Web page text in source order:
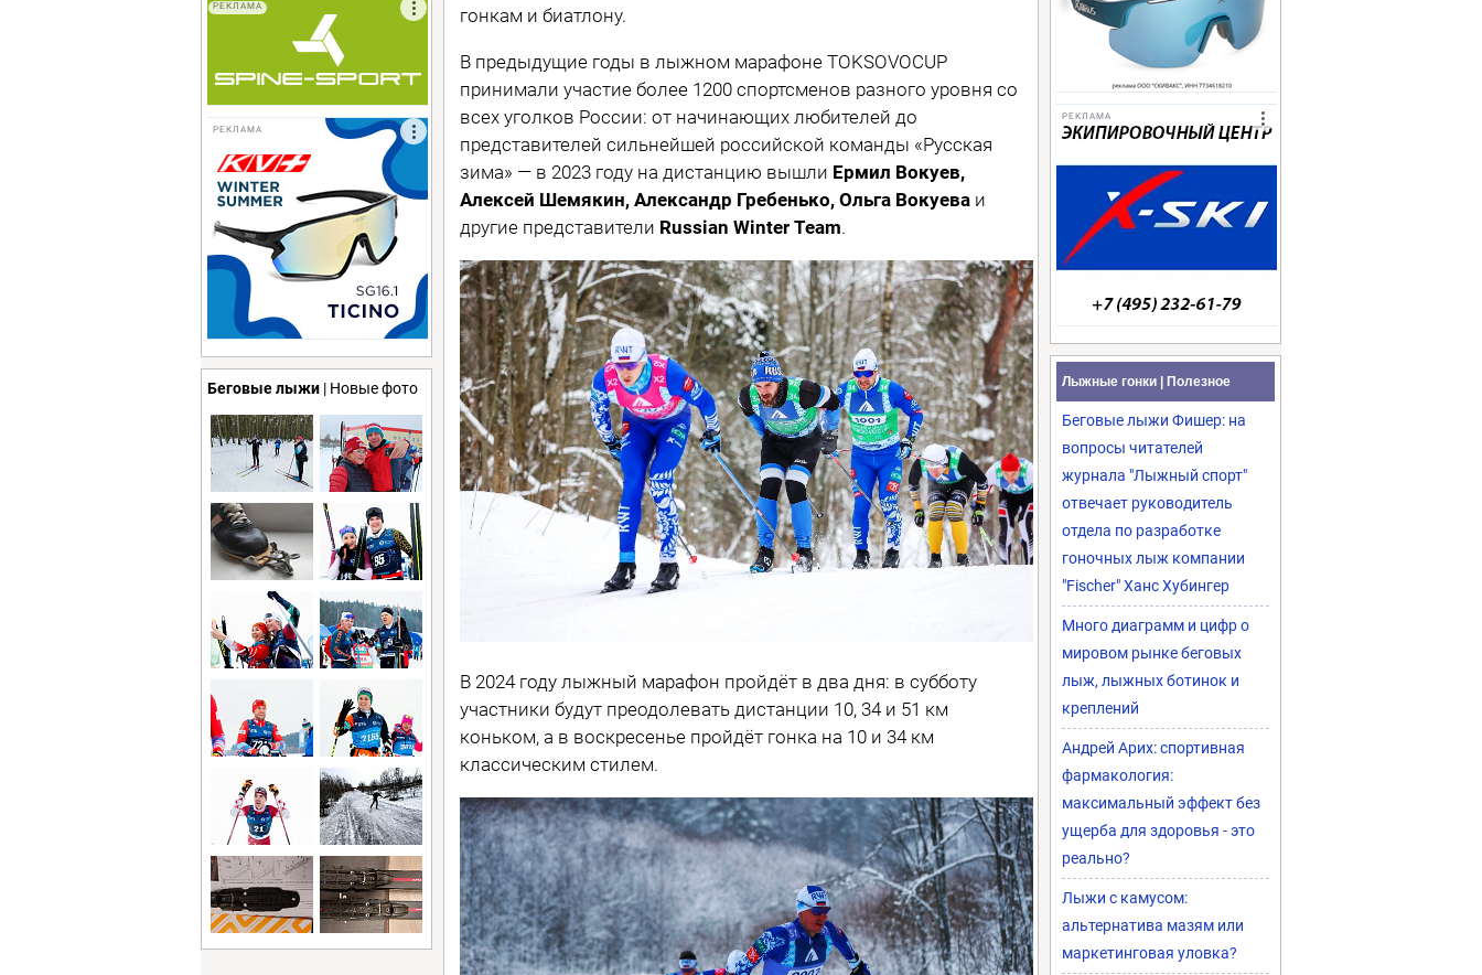
РЕКЛАМА
РЕКЛАМА
Беговые лыжи | Новые фото
гонкам и биатлону.
В предыдущие годы в лыжном марафоне TOKSOVOCUP
принимали участие более 1200 спортсменов разного уровня со
всех уголков России: от начинающих любителей до
представителей сильнейшей российской команды «Русская
зима» — в 2023 году на дистанцию вышли Ермил Вокуев,
Алексей Шемякин, Александр Гребенько, Ольга Вокуева и
другие представители Russian Winter Team.
В 2024 году лыжный марафон пройдёт в два дня: в субботу
участники будут преодолевать дистанции 10, 34 и 51 км
коньком, а в воскресенье пройдёт гонка на 10 и 34 км
классическим стилем.
РЕКЛАМА
Лыжные гонки | Полезное
Беговые лыжи Фишер: на
вопросы читателей
журнала "Лыжный спорт"
отвечает руководитель
отдела по разработке
гоночных лыж компании
"Fischer" Ханс Хубингер
Много диаграмм и цифр о
мировом рынке беговых
лыж, лыжных ботинок и
креплений
Андрей Арих: спортивная
фармакология:
максимальный эффект без
ущерба для здоровья - это
реально?
Лыжи с камусом:
альтернатива мазям или
маркетинговая уловка?